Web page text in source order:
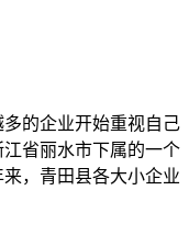
的企业开始重视自己
省丽水市下属的一个
，青田县各大小企业